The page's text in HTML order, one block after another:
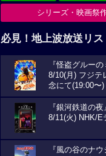
シリーズ・映画祭
必見！地上波放送リス
『怪盗グルー
8/10(月) フジテ
念にて(19:00〜)
『銀河鉄道の夜
8/11(火) NHK/E
『風の谷のナウ